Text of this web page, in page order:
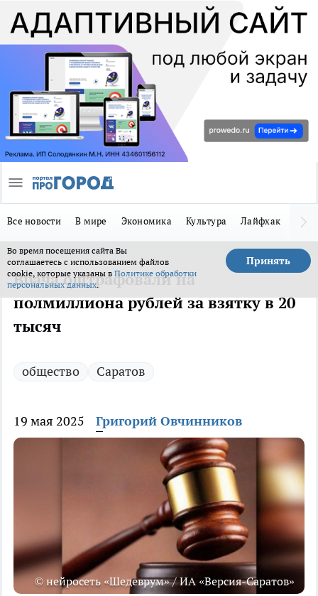
Все новости В мире Экономика Культура Лайфхак
Во время посещения сайта Вы
соглашаетесь с использованием файлов
cookie, которые указаны в Политике обработки
персональных данных.
Принять
Врача оштрафовали на
полмиллиона рублей за взятку в 20
тысяч
общество Саратов
19 мая 2025 Григорий Овчинников
© нейросеть «Шедеврум» / ИА «Версия-Саратов»